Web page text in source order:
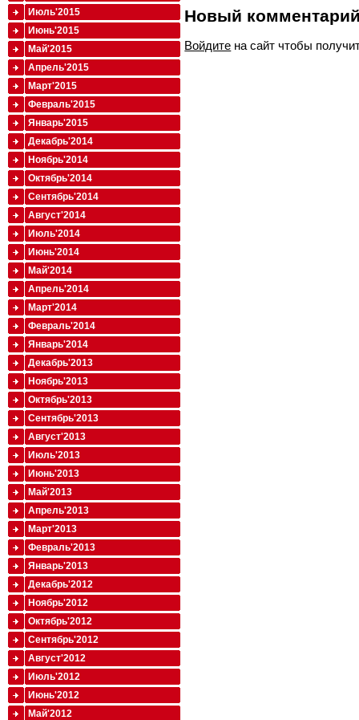
Новый
Войдите на сайт чтобы
Июль'2015
Июнь'2015
Май'2015
Апрель'2015
Март'2015
Февраль'2015
Январь'2015
Декабрь'2014
Ноябрь'2014
Октябрь'2014
Сентябрь'2014
Август'2014
Июль'2014
Июнь'2014
Май'2014
Апрель'2014
Март'2014
Февраль'2014
Январь'2014
Декабрь'2013
Ноябрь'2013
Октябрь'2013
Сентябрь'2013
Август'2013
Июль'2013
Июнь'2013
Май'2013
Апрель'2013
Март'2013
Февраль'2013
Январь'2013
Декабрь'2012
Ноябрь'2012
Октябрь'2012
Сентябрь'2012
Август'2012
Июль'2012
Июнь'2012
Май'2012